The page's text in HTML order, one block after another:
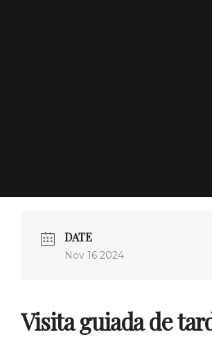
DATE
Nov 16 2024
Visita guiada de